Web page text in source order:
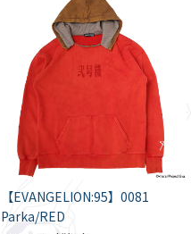
【EVANGELION:95】0081
Parka/RED